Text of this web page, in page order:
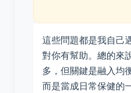
這些問題都是我自己
對你有幫助。總的來
多，但關鍵是融入均
而是當成日常保健的